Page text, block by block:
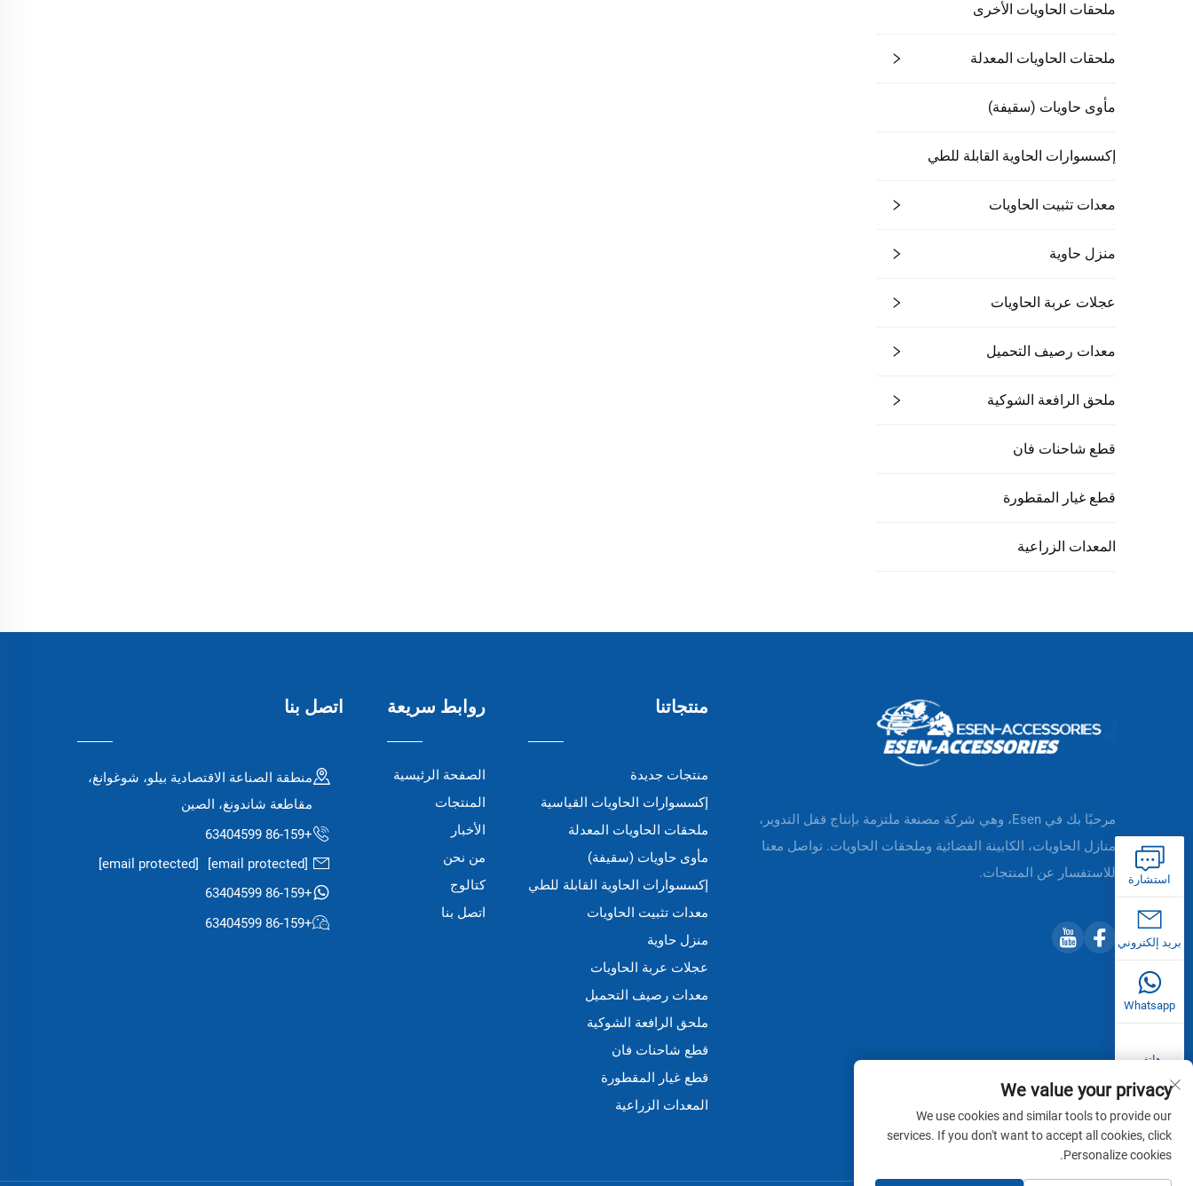
ملحقات الحاويات الأخرى
ملحقات الحاويات المعدلة
مأوى حاويات (سقيفة)
إكسسوارات الحاوية القابلة للطي
معدات تثبيت الحاويات
منزل حاوية
عجلات عربة الحاويات
معدات رصيف التحميل
ملحق الرافعة الشوكية
قطع شاحنات فان
قطع غيار المقطورة
المعدات الزراعية
مرحبًا بك في Esen، وهي شركة مصنعة ملتزمة بإنتاج قفل التدوير،
منازل الحاويات، الكابينة الفضائية وملحقات الحاويات. تواصل معنا
للاستفسار عن المنتجات.
منتجاتنا
منتجات جديدة
إكسسوارات الحاويات القياسية
ملحقات الحاويات المعدلة
مأوى حاويات (سقيفة)
إكسسوارات الحاوية القابلة للطي
معدات تثبيت الحاويات
منزل حاوية
عجلات عربة الحاويات
معدات رصيف التحميل
ملحق الرافعة الشوكية
قطع شاحنات فان
قطع غيار المقطورة
المعدات الزراعية
روابط سريعة
الصفحة الرئيسية
المنتجات
الأخبار
من نحن
كتالوج
اتصل بنا
اتصل بنا
منطقة الصناعة الاقتصادية بيلو، شوغوانغ،
مقاطعة شاندونغ، الصين
+86-159 63404599
[email protected]
[email protected]
+86-159 63404599
+86-159 63404599
استشارة
بريد إلكتروني
Whatsapp
هاتف
We value your privacy
We use cookies and similar tools to provide our
services. If you don't want to accept all cookies, click
Personalize cookies.